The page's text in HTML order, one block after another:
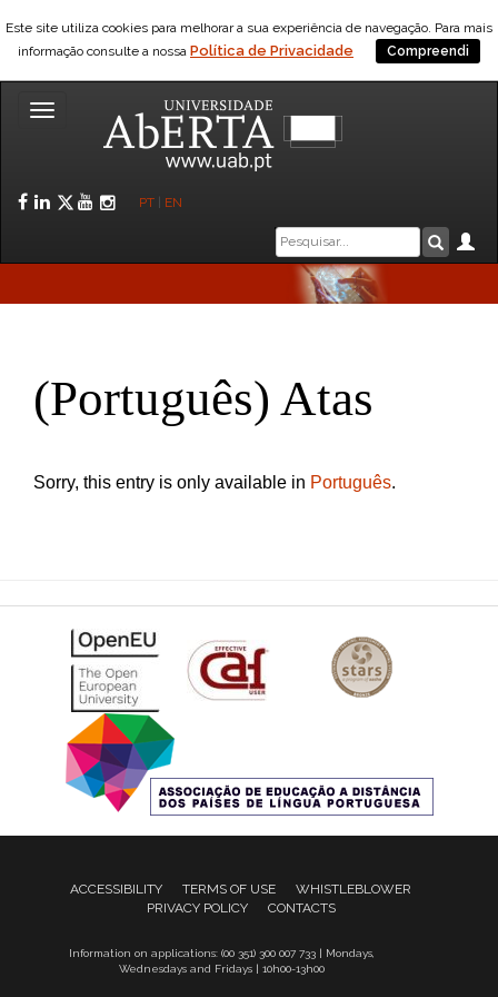
Este site utiliza cookies para melhorar a sua experiência de navegação. Para mais
informação consulte a nossa Política de Privacidade Compreendi
Toggle
Facebook
LinkedIn
Twitter
YouTube
Instagram
PT EN
Caixa
de
pesquisa
(Português) Atas
Sorry, this entry is only available in Português.
ACCESSIBILITY TERMS OF USE
WHISTLEBLOWER
PRIVACY POLICY
CONTACTS
Information on applications: (00 351) 300 007 733 | Mondays,
Wednesdays and Fridays | 10h00-13h00